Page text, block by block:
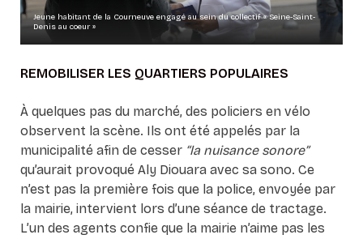
Jeune habitant de la Courneuve engagé au sein du collectif « Seine-Saint-
Denis au coeur »
REMOBILISER LES QUARTIERS POPULAIRES
À quelques pas du marché, des policiers en vélo
observent la scène. Ils ont été appelés par la
municipalité afin de cesser “la nuisance sonore”
qu’aurait provoqué Aly Diouara avec sa sono. Ce
n’est pas la première fois que la police, envoyée par
la mairie, intervient lors d’une séance de tractage.
L’un des agents confie que la mairie n’aime pas les